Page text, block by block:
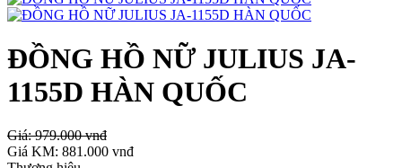
ĐỒNG HỒ NỮ JULIUS JA-
1155D HÀN QUỐC
Giá:979.000 vnđ
Giá KM: 881.000 vnđ